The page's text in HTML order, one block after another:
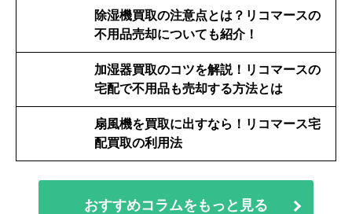
除湿機買取の注意点とは？リコマースの
不用品売却についても紹介！
加湿器買取のコツを解説！リコマースの
宅配で不用品も売却する方法とは
扇風機を買取に出すなら！リコマース宅
配買取の利用法
おすすめコラムをもっと見る